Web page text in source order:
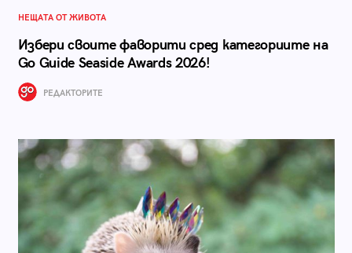
НЕЩАТА ОТ ЖИВОТА
Избери своите фаворити сред категориите на
Go Guide Seaside Awards 2026!
РЕДАКТОРИТЕ